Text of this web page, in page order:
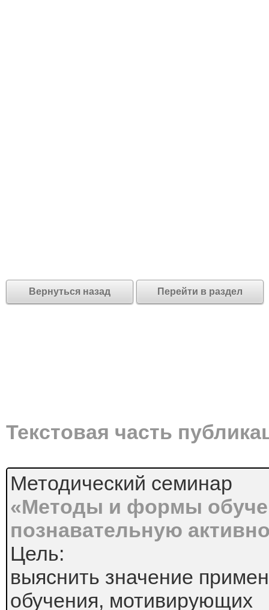
Вернуться назад Перейти в раздел
Текстовая часть
Методический семинар
«Методы и формы
познавательную
Цель:
выяснить значение
обучения, мотивирующих